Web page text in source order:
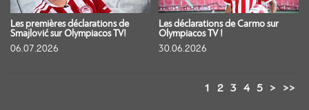
Les premières déclarations de
Smajlović sur Olympiacos TV!
06.07.2026
Les déclarations de Carmo sur
Olympiacos TV !
30.06.2026
1 2 3 4 5 > >>